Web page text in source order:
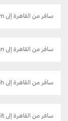
سافر من القاهرة إلى Duqm
سافر من القاهرة إلى Medan
سافر من القاهرة إلى Jeddah
سافر من القاهرة إلى Kuwait